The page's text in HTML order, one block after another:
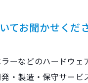
お聞かせくださ
ーなどのハードウェ
・製造・保守サービ